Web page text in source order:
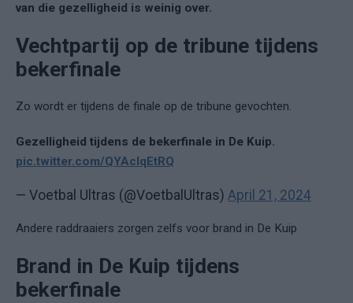
van die gezelligheid is weinig over.
Vechtpartij op de tribune tijdens
bekerfinale
Zo wordt er tijdens de finale op de tribune gevochten.
Gezelligheid tijdens de bekerfinale in De Kuip.
pic.twitter.com/QYAclqEtRQ
— Voetbal Ultras (@VoetbalUltras) April 21, 2024
Andere raddraaiers zorgen zelfs voor brand in De Kuip
Brand in De Kuip tijdens
bekerfinale